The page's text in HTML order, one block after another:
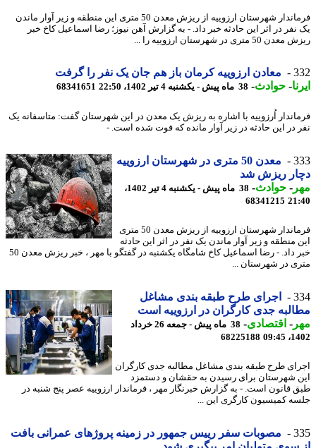
فرماندار شهرستان ارزوییه از ریزش معدن 50 متری این منطقه و زیر آوار ماندن
در اثر این حادثه خبر داد. - به گزارش آهن نیوز؛ رضا اسماعیل کاخ خبر
متری در شهرستان ارزوییه را ...
معادن ارزوییه کرمان باز هم جان یک نفر را گرفت
-حوادث -38 ماه پیش - یکشنبه 4 تیر 1402، 22:50 68341651
اُرزوییه با اشاره به ریزش یک معدن در این شهرستان گفت: متاسفانه یک
در این حادثه در زیر آوار مانده که فوت شده است. -
معدن 50 متری در شهرستان ارزوییه
ریزش شد
-حوادث -
38 ماه پیش - یکشنبه 4 تیر 1402،
68341215
فرماندار شهرستان ارزوییه از ریزش معدن 50 متری
منطقه و زیر آوار ماندن یک نفر در اثر این حادثه
خبر داد. - رضا اسماعیل کاخ شامگاه یکشنبه در گفتگو با مهر ، خبر ریزش معدن 50
در شهرستان ...
اجرای طرح طبقه بندی مشاغل
جدی کارگران در ارزوییه است
-اقتصادی-
38 ماه پیش - جمعه 26 خرداد
68225188
طرح طبقه بندی مشاغل مطالبه جدی کارگران
شهرستان برای رسیدن به حقشان و دستمزد
قانون است. - به گزارش خبرنگار مهر ، فرماندار ارزوییه عصر پنج شنبه در
کمیسیون کارگری این ...
مصوبات سفر رییس جمهور در زمینه پروژهای عمرانی بافت